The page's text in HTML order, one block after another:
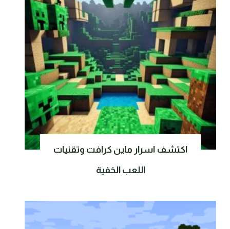
اكتشف اسرار ماين كرافت وتقنيات
اللعب الخفية